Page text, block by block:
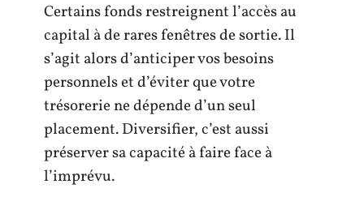
Certains fonds restreignent l’accès au
capital à de rares fenêtres de sortie. Il
s’agit alors d’anticiper vos besoins
personnels et d’éviter que votre
trésorerie ne dépende d’un seul
placement. Diversifier, c’est aussi
préserver sa capacité à faire face à
l’imprévu.